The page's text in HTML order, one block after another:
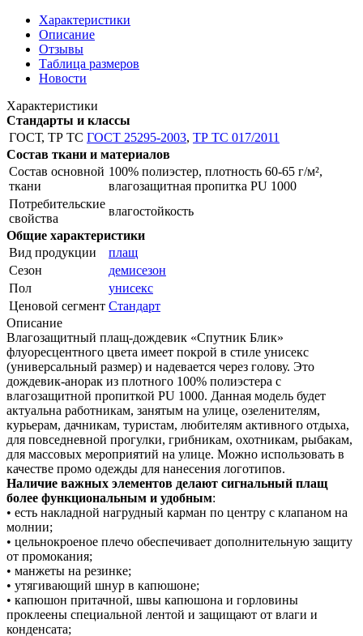
Характеристики
Описание
Отзывы
Таблица размеров
Новости
Характеристики
Стандарты и классы
ГОСТ, ТР ТС ГОСТ 25295-2003, ТР ТС 017/2011
Состав ткани и материалов
Состав основной
ткани
100% полиэстер, плотность 60-65 г/м²,
влагозащитная пропитка PU 1000
Потребительские
свойства
влагостойкость
Общие характеристики
Вид продукции
плащ
Сезон
демисезон
Пол
унисекс
Ценовой сегмент Стандарт
Описание
Влагозащитный плащ-дождевик «Спутник Блик»
флуоресцентного цвета имеет покрой в стиле унисекс
(универсальный размер) и надевается через голову. Это
дождевик-анорак из плотного 100% полиэстера с
влагозащитной пропиткой PU 1000. Данная модель будет
актуальна работникам, занятым на улице, озеленителям,
курьерам, дачникам, туристам, любителям активного отдыха,
для повседневной прогулки, грибникам, охотникам, рыбакам,
для массовых мероприятий на улице. Можно использовать в
качестве промо одежды для нанесения логотипов.
Наличие важных элементов делают сигнальный плащ
более функциональным и удобным:
• есть накладной нагрудный карман по центру с клапаном на
молнии;
• цельнокроеное плечо обеспечивает дополнительную защиту
от промокания;
• манжеты на резинке;
• утягивающий шнур в капюшоне;
• капюшон притачной, швы капюшона и горловины
проклеены специальной лентой и защищают от влаги и
конденсата;